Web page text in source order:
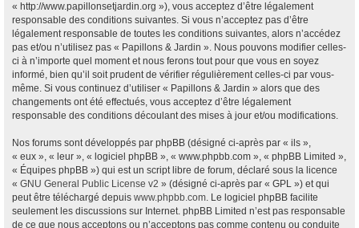
« http://www.papillonsetjardin.org »), vous acceptez d’être légalement
responsable des conditions suivantes. Si vous n’acceptez pas d’être
légalement responsable de toutes les conditions suivantes, alors n’accédez
pas et/ou n’utilisez pas « Papillons & Jardin ». Nous pouvons modifier celles-
ci à n’importe quel moment et nous ferons tout pour que vous en soyez
informé, bien qu’il soit prudent de vérifier régulièrement celles-ci par vous-
même. Si vous continuez d’utiliser « Papillons & Jardin » alors que des
changements ont été effectués, vous acceptez d’être légalement
responsable des conditions découlant des mises à jour et/ou modifications.
Nos forums sont développés par phpBB (désigné ci-après par « ils »,
« eux », « leur », « logiciel phpBB », « www.phpbb.com », « phpBB Limited »,
« Équipes phpBB ») qui est un script libre de forum, déclaré sous la licence
« GNU General Public License v2 » (désigné ci-après par « GPL ») et qui
peut être téléchargé depuis www.phpbb.com. Le logiciel phpBB facilite
seulement les discussions sur Internet. phpBB Limited n’est pas responsable
de ce que nous acceptons ou n’acceptons pas comme contenu ou conduite